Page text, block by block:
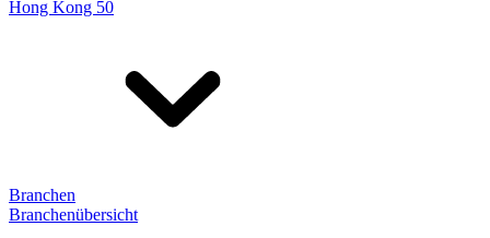
Hong Kong 50
Branchen
Branchenübersicht